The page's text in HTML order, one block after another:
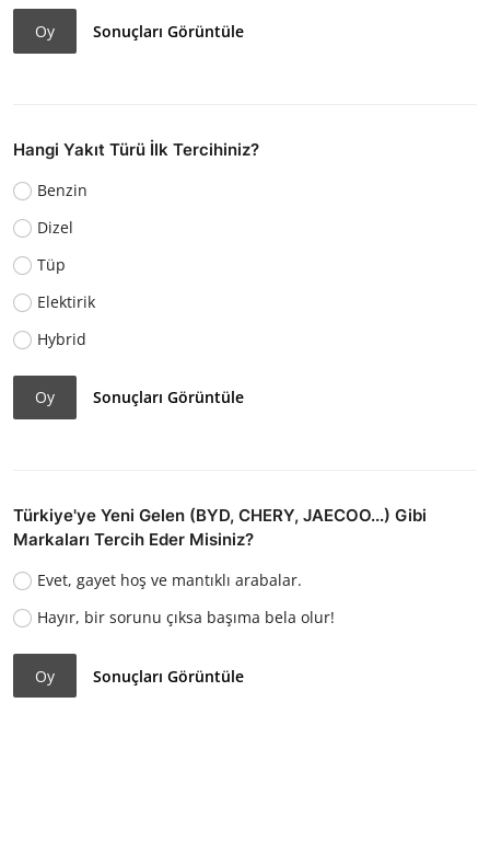
Oy Sonuçları Görüntüle
Hangi Yakıt Türü İlk Tercihiniz?
Benzin
Dizel
Tüp
Elektirik
Hybrid
Oy Sonuçları Görüntüle
Türkiye'ye Yeni Gelen (BYD, CHERY, JAECOO...) Gibi
Markaları Tercih Eder Misiniz?
Evet, gayet hoş ve mantıklı arabalar.
Hayır, bir sorunu çıksa başıma bela olur!
Oy Sonuçları Görüntüle